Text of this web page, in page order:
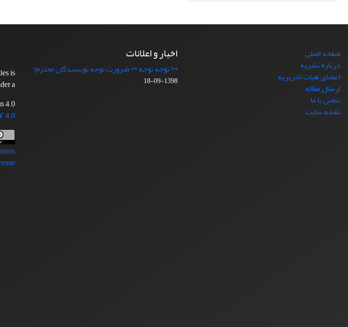
صفحه اصلی
درباره نشریه
اعضای هیات تحریریه
ارسال مقاله
تماس با ما
نقشه سایت
اخبار و اعلانات
** توجه توجه ** ضرورت توجه نویسندگان محترم:
1398-09-18
is
a
4.0
4.0